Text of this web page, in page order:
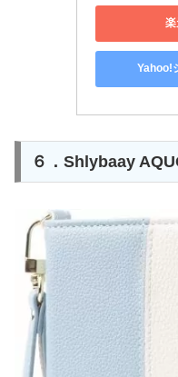
楽
Yahoo!
６．Shlybaay